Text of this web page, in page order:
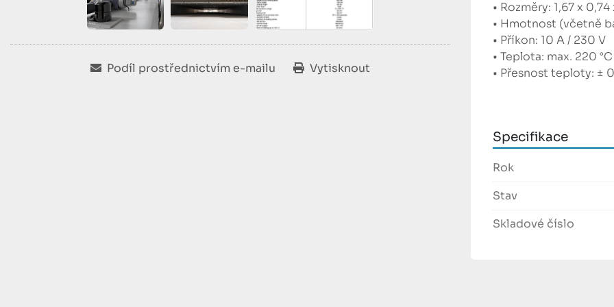
Podíl prostřednictvím e-mailu Vytisknout
• Rozměry: 1,67 x
• Hmotnost (včetně
• Příkon: 10 A / 230 V
• Teplota: max. 220 °C
• Přesnost teploty: ±
• Provozní tlak: 2490 kg
Schulze
Rok výroby:
Stav
Jedinečný přístroj na
Specifikace
Rok
Stav
Skladové číslo